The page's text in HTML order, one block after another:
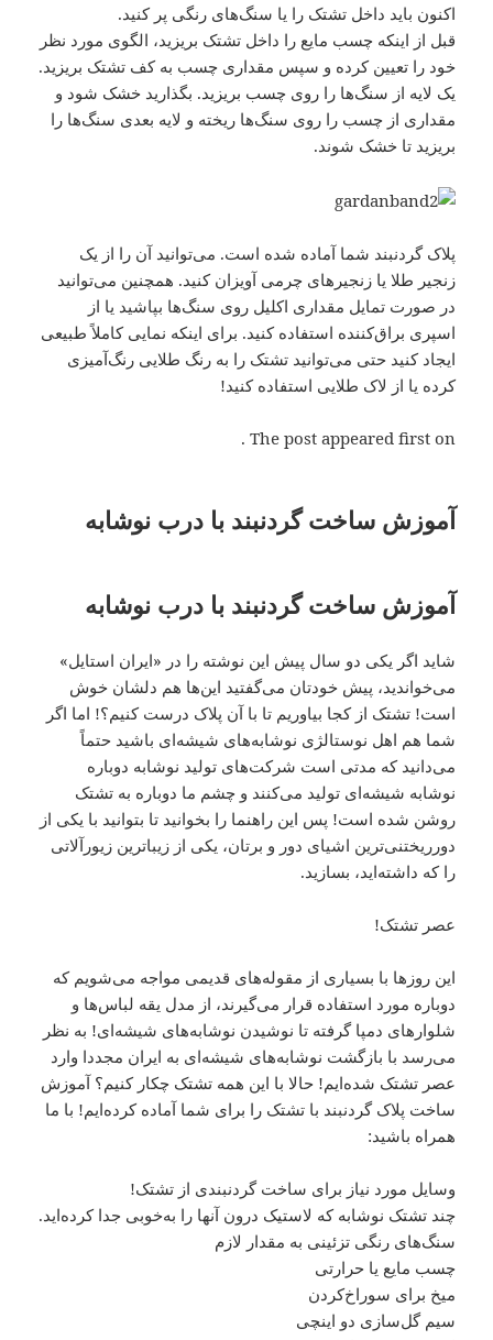
اکنون باید داخل تشتک را یا سنگ‌های رنگی پر کنید.
قبل از اینکه چسب مایع را داخل تشتک بریزید، الگوی مورد نظر
خود را تعیین کرده و سپس مقداری چسب به کف تشتک بریزید.
یک لایه از سنگ‌ها را روی چسب بریزید. بگذارید خشک شود و
مقداری از چسب را روی سنگ‌ها ریخته و لایه بعدی سنگ‌ها را
بریزید تا خشک شوند.
پلاک گردنبند شما آماده شده است. می‌توانید آن را از یک
زنجیر طلا یا زنجیرهای چرمی آویزان کنید. همچنین می‌توانید
در صورت تمایل مقداری اکلیل روی سنگ‌ها بپاشید یا از
اسپری براق‌کننده استفاده کنید. برای اینکه نمایی کاملاً طبیعی
ایجاد کنید حتی می‌توانید تشتک را به رنگ طلایی رنگ‌آمیزی
کرده یا از لاک طلایی استفاده کنید!
The post appeared first on .
آموزش ساخت گردنبند با درب نوشابه
آموزش ساخت گردنبند با درب نوشابه
شاید اگر یکی دو سال پیش این نوشته را در «ایران استایل»
می‌خواندید، پیش خودتان می‌گفتید این‌ها هم دلشان خوش
است! تشتک از کجا بیاوریم تا با آن پلاک درست کنیم؟! اما اگر
شما هم اهل نوستالژی نوشابه‌های شیشه‌ای باشید حتماً
می‌دانید که مدتی است شرکت‌های تولید نوشابه دوباره
نوشابه شیشه‌ای تولید می‌کنند و چشم ما دوباره به تشتک
روشن شده است! پس این راهنما را بخوانید تا بتوانید با یکی از
دورریختنی‌ترین اشیای دور و برتان، یکی از زیباترین زیورآلاتی
را که داشته‌اید، بسازید.
عصر تشتک!
این روزها با بسیاری از مقوله‌های قدیمی مواجه می‌شویم که
دوباره مورد استفاده قرار می‌گیرند، از مدل یقه لباس‌ها و
شلوارهای دمپا گرفته تا نوشیدن نوشابه‌های شیشه‌ای! به نظر
می‌رسد با بازگشت نوشابه‌های شیشه‌ای به ایران مجددا وارد
عصر تشتک شده‌ایم! حالا با این همه تشتک چکار کنیم؟ آموزش
ساخت پلاک گردنبند با تشتک را برای شما آماده کرده‌ایم! با ما
همراه باشید:
وسایل مورد نیاز برای ساخت گردنبندی از تشتک!
چند تشتک نوشابه که لاستیک درون آنها را به‌خوبی جدا کرده‌اید.
سنگ‌های رنگی تزئینی به مقدار لازم
چسب مایع یا حرارتی
میخ برای سوراخ‌کردن
سیم گل‌سازی دو اینچی